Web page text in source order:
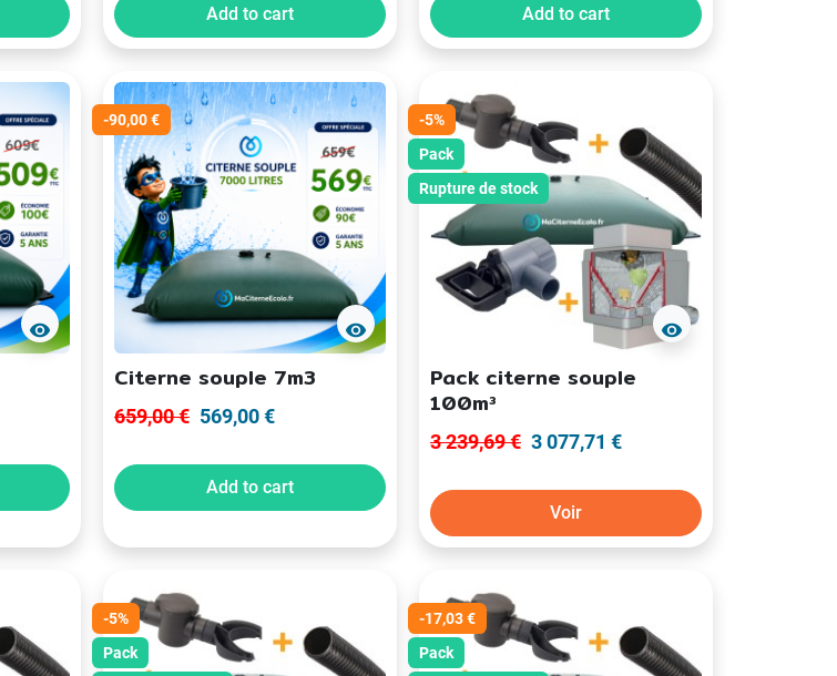
Add to cart Add to cart
visibility
-90,00 €
visibility
Citerne souple 7m3
659,00 € 569,00 €
Add to cart
-5%
Pack
Rupture de stock
visibility
Pack citerne souple
100m³
3 239,69 € 3 077,71 €
Voir
-5%
Pack
-17,03 €
Pack